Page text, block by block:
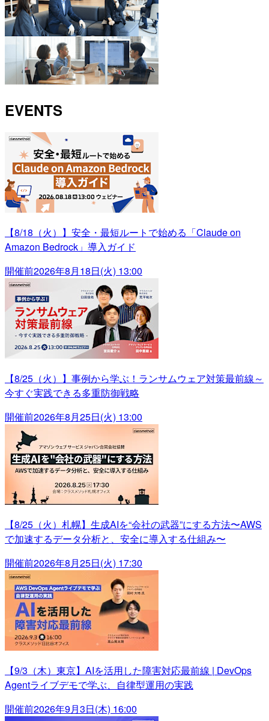
EVENTS
【8/18（火）】安全・最短ルートで始める「Claude on
Amazon Bedrock」導入ガイド
開催前2026年8月18日(火) 13:00
【8/25（火）】事例から学ぶ！ランサムウェア対策最前線～
今すぐ実践できる多重防御戦略
開催前2026年8月25日(火) 13:00
【8/25（火）札幌】生成AIを“会社の武器”にする方法〜AWS
で加速するデータ分析と、安全に導入する仕組み〜
開催前2026年8月25日(火) 17:30
【9/3（木）東京】AIを活用した障害対応最前線 | DevOps
Agentライブデモで学ぶ、自律型運用の実践
開催前2026年9月3日(木) 16:00